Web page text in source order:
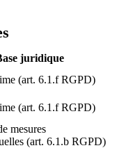
juridique
(art. 6.1.f RGPD)
(art. 6.1.f RGPD)
mesures
(art. 6.1.b RGPD)